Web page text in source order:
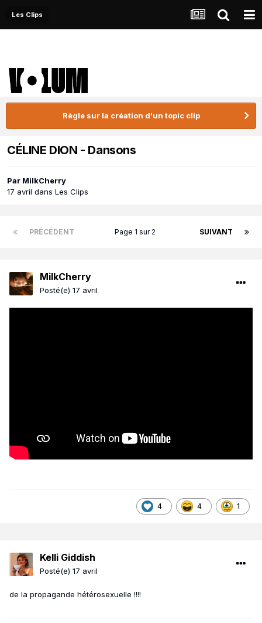
Les Clips
Règle sur la création d'un topic clip
CÉLINE DION - Dansons
Par MilkCherry
17 avril dans Les Clips
PRÉCÉDENT SUIVANT
Page 1 sur 2
MilkCherry
Posté(e) 17 avril
4 4 1
Kelli Giddish
Posté(e) 17 avril
de la propagande hétérosexuelle !!!!